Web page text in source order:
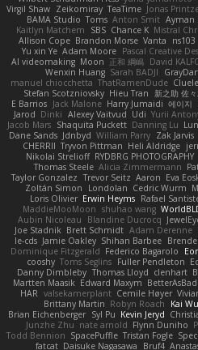
Virgil Shaw Zeikomiray TeaTime Jonas
BAMA Studio Toms Anton Smit Ayman
Kaitlyn Matchem
SBS Chance K Mistral
Allison Cope Brandon Morse Vanta ns103
Yu xin Ye Adam Moore Pascal Creative
AI videomaking Moon 正和 綱嶋 David
Wenxin Huang Sarah BADJI
manuel chiocchetta ThatRamenDude
Stefan Scotzniovsky Hieu Tran 新之助 佐
E Barrios Jack Malone Harry Jumaidi 에이지
Jarod Dinki Alexey Vaitvud Udi Yurii
Jacob Mars Shaquita Puckett Danning Lu
Dane Sands Jdnbyd William Parry Zak Jarvis
CHERRII Tryvon Pittman Heli Aldridge
Nikolai Strelioff RYDBRG PHOTOGRAPHY
Thomas Steele Alicia Zimmermann
Taylor Gonzalez Trevor Seitz Aaron Eva
Zoltán Simon
Londolan Cedric Wurm
Loris Olivier Erwin Heyms Rafael
MaddieMooMoon shuhao wang
Aubin Nicoleau
Blandine Ducrocq
Joe Stadnik Brett Schmidt Adam Derenne
le-cds Jamie Oakley Shihan Barbee
Dominique Fitzgerald Federico Bagarolo
cooshy Toms Seglins Fuller Pendleton
Danny Dimbleby Thomas Lloyd clenhart
Martten Maasik Edward Maxym BetterAsBad _
HAR valsekamerplant Cemile Høyer
Brittany Martin Robyn Roach Kai Wu
Brian Eichenberger Syl Pu Kevin Jeryd
Junzhe Zhu nate arnold Flynn Duniho
Todd Bennion SpacePuffle Tristan Fogle Spec
fatcat Daisuke Nagasawa Bruf4